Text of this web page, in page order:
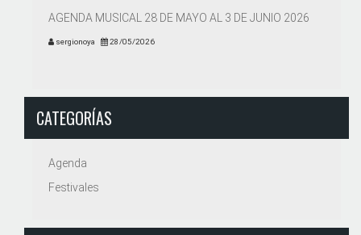
AGENDA MUSICAL 28 DE MAYO AL 3 DE JUNIO 2026
sergionoya 28/05/2026
CATEGORÍAS
Agenda
Festivales